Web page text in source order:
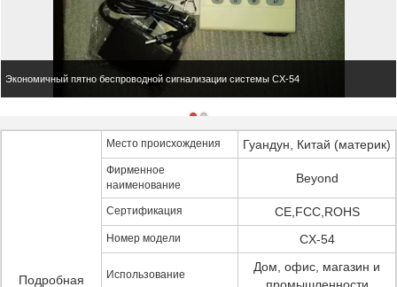
Экономичный пятно беспроводной сигнализации системы CX-54
Подробная
Место происхождения Гуандун, Китай (материк)
Фирменное
наименование
Beyond
Сертификация CE,FCC,ROHS
Номер модели CX-54
Использование
Дом, офис, магазин и